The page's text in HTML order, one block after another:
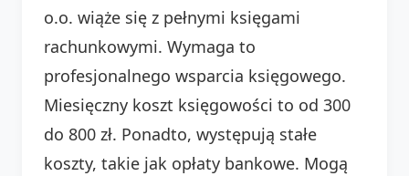
o.o. wiąże się z pełnymi księgami
rachunkowymi. Wymaga to
profesjonalnego wsparcia księgowego.
Miesięczny koszt księgowości to od 300
do 800 zł. Ponadto, występują stałe
koszty, takie jak opłaty bankowe. Mogą